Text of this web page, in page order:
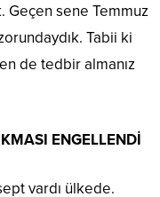
Geçen sene Temmuz
Tabii ki
de tedbir almanız
ENGELLENDİ
vardı ülkede.